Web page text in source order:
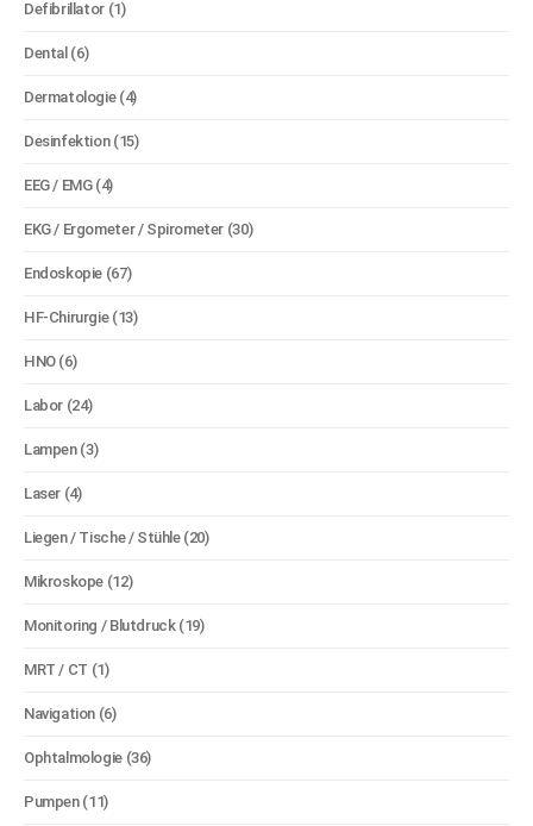
Defibrillator (1)
Dental (6)
Dermatologie (4)
Desinfektion (15)
EEG / EMG (4)
EKG / Ergometer / Spirometer (30)
Endoskopie (67)
HF-Chirurgie (13)
HNO (6)
Labor (24)
Lampen (3)
Laser (4)
Liegen / Tische / Stühle (20)
Mikroskope (12)
Monitoring / Blutdruck (19)
MRT / CT (1)
Navigation (6)
Ophtalmologie (36)
Pumpen (11)